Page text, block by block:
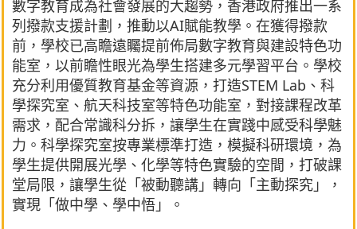
數字教育成為社會發展的大趨勢，香港政府推出一系
列撥款支援計劃，推動以AI賦能教學。在獲得撥款
前，學校已高瞻遠矚提前佈局數字教育與建設特色功
能室，以前瞻性眼光為學生搭建多元學習平台。學校
充分利用優質教育基金等資源，打造STEM Lab、科
學探究室、航天科技室等特色功能室，對接課程改革
需求，配合常識科分拆，讓學生在實踐中感受科學魅
力。科學探究室按專業標準打造，模擬科研環境，為
學生提供開展光學、化學等特色實驗的空間，打破課
堂局限，讓學生從「被動聽講」轉向「主動探究」，
實現「做中學、學中悟」。